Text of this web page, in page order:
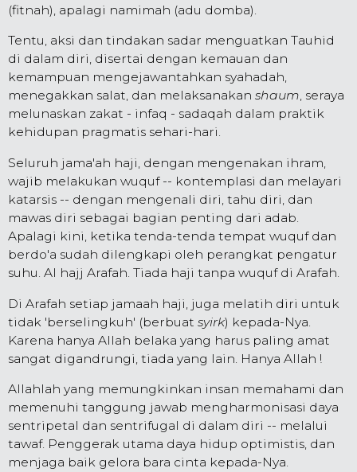
(fitnah), apalagi namimah (adu domba).
Tentu, aksi dan tindakan sadar menguatkan Tauhid
di dalam diri, disertai dengan kemauan dan
kemampuan mengejawantahkan syahadah,
menegakkan salat, dan melaksanakan shaum, seraya
melunaskan zakat - infaq - sadaqah dalam praktik
kehidupan pragmatis sehari-hari.
Seluruh jama'ah haji, dengan mengenakan ihram,
wajib melakukan wuquf -- kontemplasi dan melayari
katarsis -- dengan mengenali diri, tahu diri, dan
mawas diri sebagai bagian penting dari adab.
Apalagi kini, ketika tenda-tenda tempat wuquf dan
berdo'a sudah dilengkapi oleh perangkat pengatur
suhu. Al hajj Arafah. Tiada haji tanpa wuquf di Arafah.
Di Arafah setiap jamaah haji, juga melatih diri untuk
tidak 'berselingkuh' (berbuat syirk) kepada-Nya.
Karena hanya Allah belaka yang harus paling amat
sangat digandrungi, tiada yang lain. Hanya Allah !
Allahlah yang memungkinkan insan memahami dan
memenuhi tanggung jawab mengharmonisasi daya
sentripetal dan sentrifugal di dalam diri -- melalui
tawaf. Penggerak utama daya hidup optimistis, dan
menjaga baik gelora bara cinta kepada-Nya.